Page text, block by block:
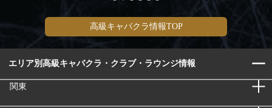
高級キャバクラ情報TOP
エリア別高級キャバクラ・クラブ・ラウンジ情報
関東